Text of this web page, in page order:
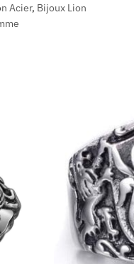
Acier, Bijoux Lion